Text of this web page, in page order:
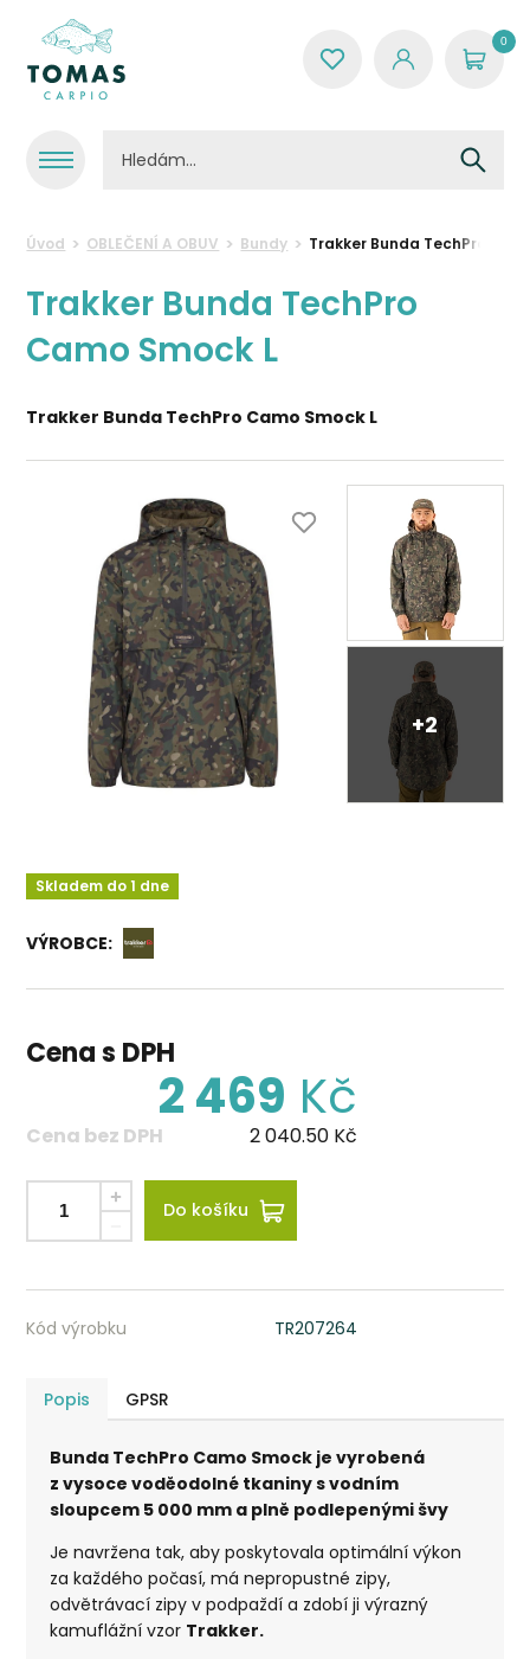
0
Úvod OBLEČENÍ A OBUV Bundy Trakker Bunda TechPro
Trakker Bunda TechPro
Camo Smock L
Trakker Bunda TechPro Camo Smock L
+2
Skladem do 1 dne
VÝROBCE:
Cena s DPH
2 469 Kč
Cena bez DPH 2 040.50 Kč
Do košíku
Kód výrobku TR207264
Popis GPSR
Bunda TechPro Camo Smock je vyrobená
z vysoce voděodolné tkaniny s vodním
sloupcem 5 000 mm a plně podlepenými švy
Je navržena tak, aby poskytovala optimální výkon
za každého počasí, má nepropustné zipy,
odvětrávací zipy v podpaždí a zdobí ji výrazný
kamuflážní vzor Trakker.